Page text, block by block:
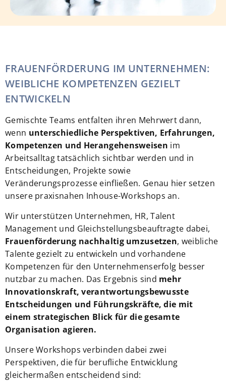
FRAUENFÖRDERUNG IM UNTERNEHMEN:
WEIBLICHE KOMPETENZEN GEZIELT
ENTWICKELN
Gemischte Teams entfalten ihren Mehrwert dann,
wenn unterschiedliche Perspektiven, Erfahrungen,
Kompetenzen und Herangehensweisen im
Arbeitsalltag tatsächlich sichtbar werden und in
Entscheidungen, Projekte sowie
Veränderungsprozesse einfließen. Genau hier setzen
unsere praxisnahen Inhouse-Workshops an.
Wir unterstützen Unternehmen, HR, Talent
Management und Gleichstellungsbeauftragte dabei,
Frauenförderung nachhaltig umzusetzen, weibliche
Talente gezielt zu entwickeln und vorhandene
Kompetenzen für den Unternehmenserfolg besser
nutzbar zu machen. Das Ergebnis sind mehr
Innovationskraft, verantwortungsbewusste
Entscheidungen und Führungskräfte, die mit
einem strategischen Blick für die gesamte
Organisation agieren.
Unsere Workshops verbinden dabei zwei
Perspektiven, die für berufliche Entwicklung
gleichermaßen entscheidend sind: